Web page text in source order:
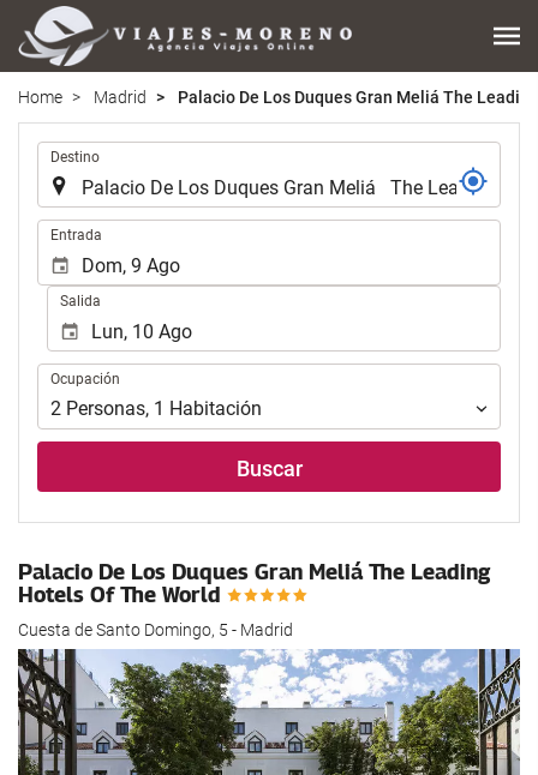
Home Madrid Palacio De Los Duques Gran Meliá The
Destino
Entrada
Salida
Ocupación
Ocupación
2 Personas, 1 Habitación
Buscar
Palacio De Los Duques Gran Meliá The Leading
Hotels Of The World
Cuesta de Santo Domingo, 5 - Madrid